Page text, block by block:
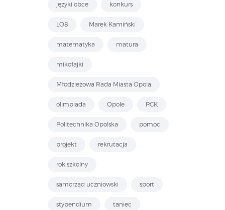
języki obce konkurs
LO8 Marek Kamiński
matematyka matura
mikołajki
Młodzieżowa Rada Miasta Opola
olimpiada Opole PCK
Politechnika Opolska pomoc
projekt rekrutacja
rok szkolny
samorząd uczniowski sport
stypendium taniec